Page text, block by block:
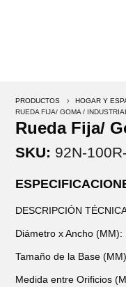
PRODUCTOS 5 HOGAR Y
RUEDA FIJA/ GOMA /
Rueda Fija/
SKU: 92N-
DESCRIPCIÓN
Diámetro x Ancho (MM):
Tamaño de la Base
Medida entre Orificios